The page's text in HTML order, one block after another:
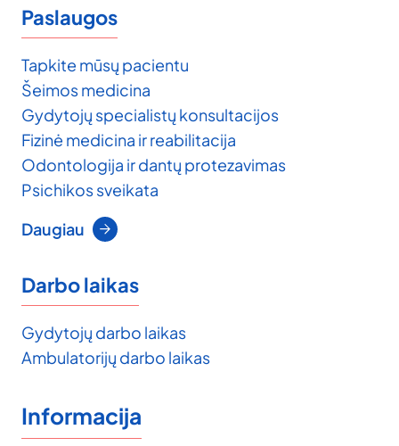
Paslaugos
Tapkite mūsų pacientu
Šeimos medicina
Gydytojų specialistų konsultacijos
Fizinė medicina ir reabilitacija
Odontologija ir dantų protezavimas
Psichikos sveikata
Daugiau
Darbo laikas
Gydytojų darbo laikas
Ambulatorijų darbo laikas
Informacija